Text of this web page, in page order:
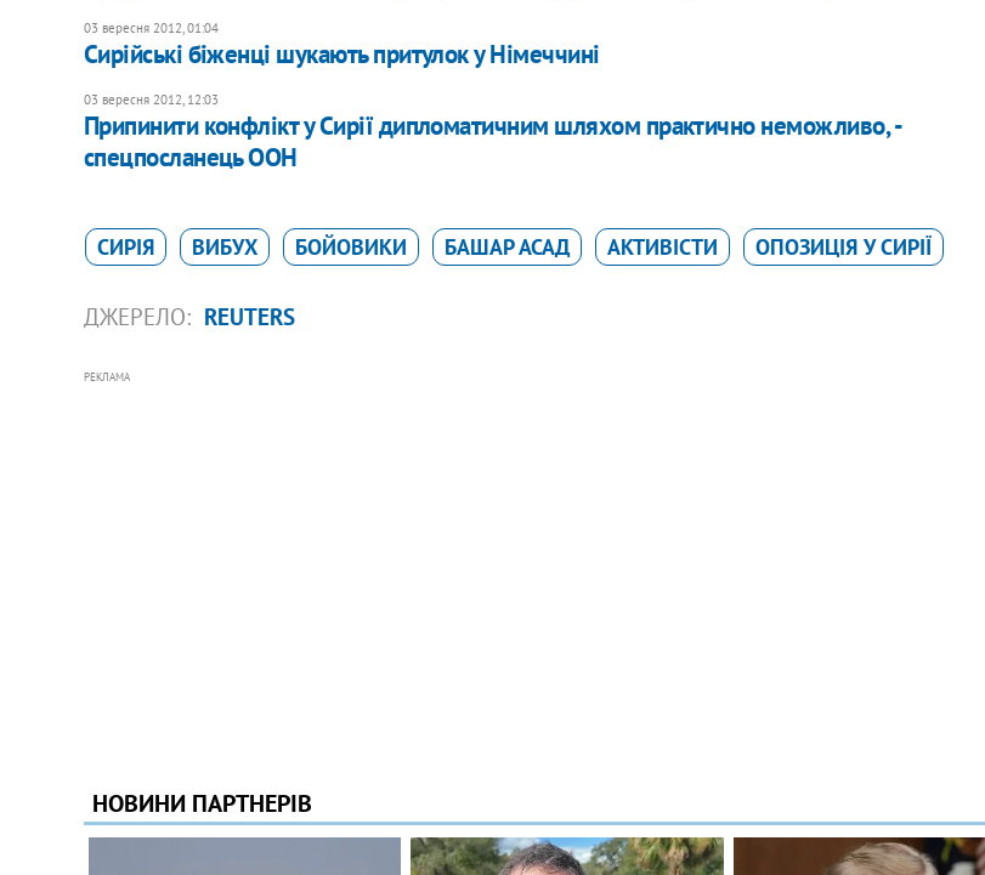
03 вересня 2012, 01:04
Сирійські біженці шукають притулок у Німеччині
03 вересня 2012, 12:03
Припинити конфлікт у Сирії дипломатичним шляхом практично неможливо, -
спецпосланець ООН
СИРІЯ ВИБУХ БОЙОВИКИ БАШАР АСАД АКТИВІСТИ ОПОЗИЦІЯ У СИРІЇ
ДЖЕРЕЛО: REUTERS
РЕКЛАМА